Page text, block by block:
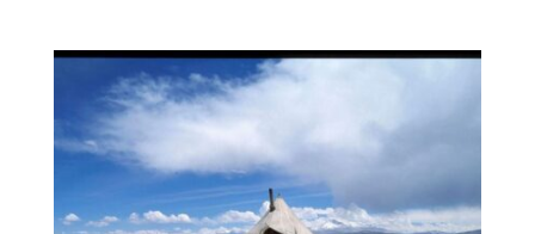
da
220,00 €
a
490,00 €